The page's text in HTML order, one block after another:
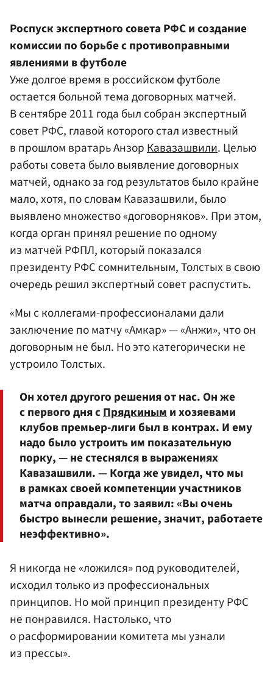
Роспуск экспертного совета РФС и создание
комиссии по борьбе с противоправными
явлениями в футболе
Уже долгое время в российском футболе
остается больной тема договорных матчей.
В сентябре 2011 года был собран экспертный
совет РФС, главой которого стал известный
в прошлом вратарь Анзор Кавазашвили. Целью
работы совета было выявление договорных
матчей, однако за год результатов было крайне
мало, хотя, по словам Кавазашвили, было
выявлено множество «договорняков». При этом,
когда орган принял решение по одному
из матчей РФПЛ, который показался
президенту РФС сомнительным, Толстых в свою
очередь решил экспертный совет распустить.
«Мы с коллегами-профессионалами дали
заключение по матчу «Амкар» — «Анжи», что он
договорным не был. Но это категорически не
устроило Толстых.
Он хотел другого решения от нас. Он же
с первого дня сПрядкиными хозяевами
клубов премьер-лиги был в контрах. И ему
надо было устроить им показательную
порку, — не стеснялся в выражениях
Кавазашвили. — Когда же увидел, что мы
в рамках своей компетенции участников
матча оправдали, то заявил: «Вы очень
быстро вынесли решение, значит, работаете
неэффективно».
Я никогда не «ложился» под руководителей,
исходил только из профессиональных
принципов. Но мой принцип президенту РФС
не понравился. Настолько, что
о расформировании комитета мы узнали
из прессы».